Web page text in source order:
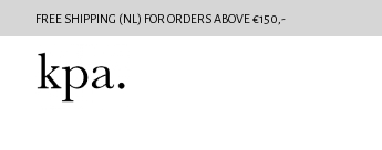
FREE SHIPPING (NL) FOR ORDERS ABOVE €150,-